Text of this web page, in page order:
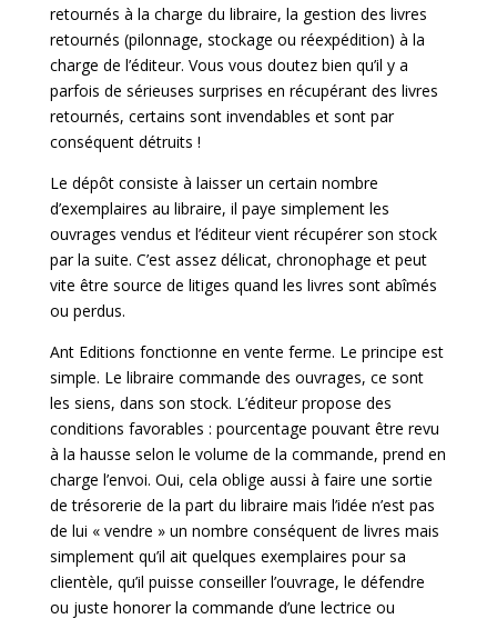
retournés à la charge du libraire, la gestion des livres
retournés (pilonnage, stockage ou réexpédition) à la
charge de l’éditeur. Vous vous doutez bien qu’il y a
parfois de sérieuses surprises en récupérant des livres
retournés, certains sont invendables et sont par
conséquent détruits !
Le dépôt consiste à laisser un certain nombre
d’exemplaires au libraire, il paye simplement les
ouvrages vendus et l’éditeur vient récupérer son stock
par la suite. C’est assez délicat, chronophage et peut
vite être source de litiges quand les livres sont abîmés
ou perdus.
Ant Editions fonctionne en vente ferme. Le principe est
simple. Le libraire commande des ouvrages, ce sont
les siens, dans son stock. L’éditeur propose des
conditions favorables : pourcentage pouvant être revu
à la hausse selon le volume de la commande, prend en
charge l’envoi. Oui, cela oblige aussi à faire une sortie
de trésorerie de la part du libraire mais l’idée n’est pas
de lui « vendre » un nombre conséquent de livres mais
simplement qu’il ait quelques exemplaires pour sa
clientèle, qu’il puisse conseiller l’ouvrage, le défendre
ou juste honorer la commande d’une lectrice ou